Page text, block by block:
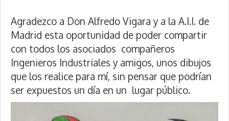
Agradezco a Don Alfredo Vigara y a la A.I.I. de
Madrid esta oportunidad de poder compartir
con todos los asociados compañeros
Ingenieros Industriales y amigos, unos dibujos
que los realice para mí, sin pensar que podrían
ser expuestos un día en un lugar público.